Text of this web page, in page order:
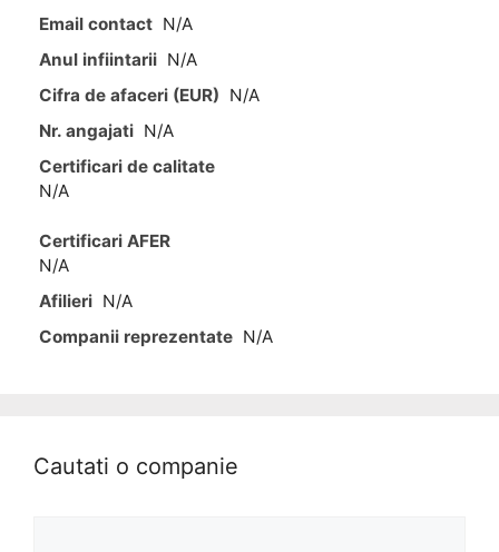
Email contact N/A
Anul infiintarii N/A
Cifra de afaceri (EUR) N/A
Nr. angajati N/A
Certificari de calitate
N/A
Certificari AFER
N/A
Afilieri N/A
Companii reprezentate N/A
Cautati o companie